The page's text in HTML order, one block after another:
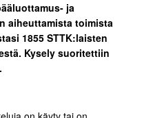
ja
aiheuttamista toimista
1855 STTK:laisten
Kysely suoritettiin